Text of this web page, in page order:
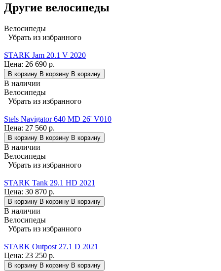
Другие велосипеды
Велосипеды
Убрать из избранного
STARK Jam 20.1 V 2020
Цена: 26 690 р.
В корзину В корзину В корзину
В наличии
Велосипеды
Убрать из избранного
Stels Navigator 640 MD 26' V010
Цена: 27 560 р.
В корзину В корзину В корзину
В наличии
Велосипеды
Убрать из избранного
STARK Tank 29.1 HD 2021
Цена: 30 870 р.
В корзину В корзину В корзину
В наличии
Велосипеды
Убрать из избранного
STARK Outpost 27.1 D 2021
Цена: 23 250 р.
В корзину В корзину В корзину